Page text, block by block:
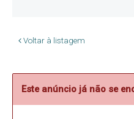
Voltar à listagem
Este anúncio já não se